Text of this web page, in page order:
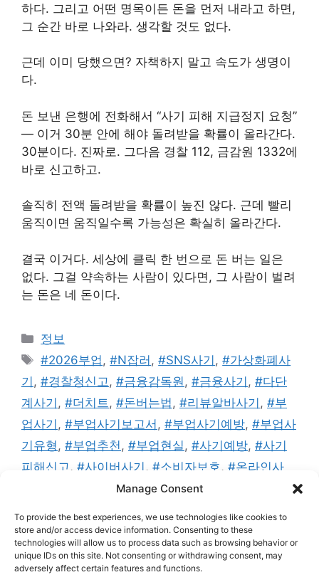
Manage Consent
To provide the best experiences, we use technologies like cookies to
store and/or access device information. Consenting to these
technologies will allow us to process data such as browsing behavior or
unique IDs on this site. Not consenting or withdrawing consent, may
adversely affect certain features and functions.
하다. 그리고 어떤 명목이든 돈을 먼저 내라고 하면,
그 순간 바로 나와라. 생각할 것도 없다.
근데 이미 당했으면? 자책하지 말고 속도가 생명이
다.
돈 보낸 은행에 전화해서 “사기 피해 지급정지 요청”
— 이거 30분 안에 해야 돌려받을 확률이 올라간다.
30분이다. 진짜로. 그다음 경찰 112, 금감원 1332에
바로 신고하고.
솔직히 전액 돌려받을 확률이 높진 않다. 근데 빨리
움직이면 움직일수록 가능성은 확실히 올라간다.
결국 이거다. 세상에 클릭 한 번으로 돈 버는 일은
없다. 그걸 약속하는 사람이 있다면, 그 사람이 벌려
는 돈은 네 돈이다.
카
테
리
정보
태
그
#2026부업 ,#N잡러 ,#SNS사기 ,#가상화폐사
기 , #경찰청신고 , #금융감독원 , #금융사기 , #다단
계사기 , #더치트 , #돈버는법 , #리뷰알바사기 , #부
업사기 , #부업사기보고서 , #부업사기예방, #부업사
기유형 , #부업추천 , #부업현실 , #사기예방, #사기
피해신고, #사이버사기, #소비자보호, #온라인사
#재택부업사기,#카카오톡사기
방,#합법부업
댓글 남기기